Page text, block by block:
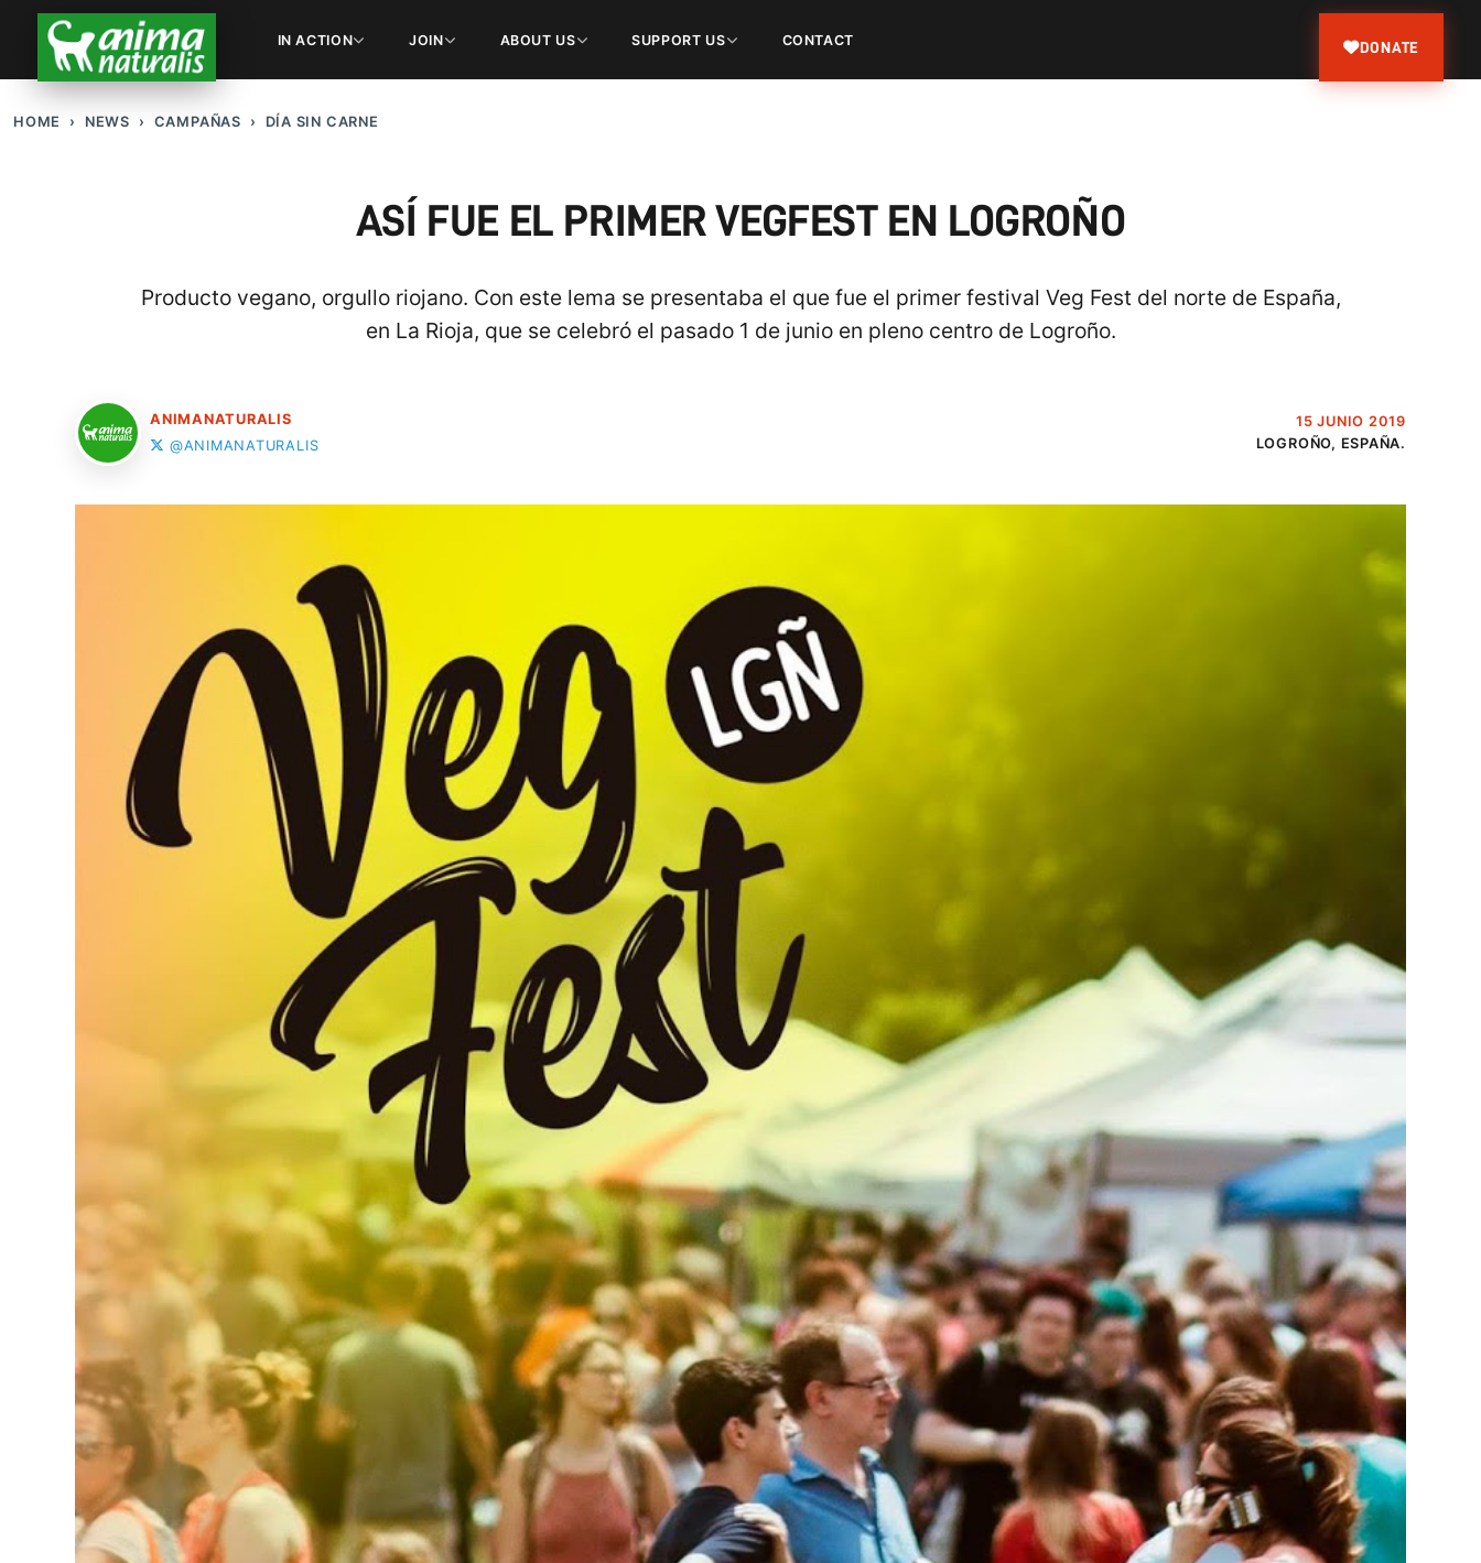
IN ACTION JOIN ABOUT US SUPPORT US CONTACT DONATE
HOME NEWS CAMPAÑAS DÍA SIN CARNE
ASÍ FUE EL PRIMER VEGFEST EN LOGROÑO
Producto vegano, orgullo riojano. Con este lema se presentaba el que fue el primer festival Veg Fest del norte de España,
en La Rioja, que se celebró el pasado 1 de junio en pleno centro de Logroño.
ANIMANATURALIS
@ANIMANATURALIS
15 JUNIO 2019
LOGROÑO, ESPAÑA.